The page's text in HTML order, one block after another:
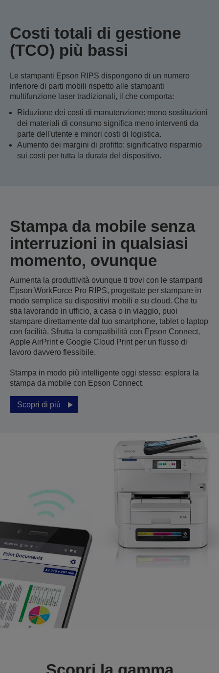
Costi totali di gestione
(TCO) più bassi
Le stampanti Epson RIPS dispongono di un numero
inferiore di parti mobili rispetto alle stampanti
multifunzione laser tradizionali, il che comporta:
Riduzione dei costi di manutenzione: meno sostituzioni
dei materiali di consumo significa meno interventi da
parte dell'utente e minori costi di logistica.
Aumento dei margini di profitto: significativo risparmio
sui costi per tutta la durata del dispositivo.
Stampa da mobile senza
interruzioni in qualsiasi
momento, ovunque
Aumenta la produttività ovunque ti trovi con le stampanti
Epson WorkForce Pro RIPS, progettate per stampare in
modo semplice su dispositivi mobili e su cloud. Che tu
stia lavorando in ufficio, a casa o in viaggio, puoi
stampare direttamente dal tuo smartphone, tablet o laptop
con facilità. Sfrutta la compatibilità con Epson Connect,
Apple AirPrint e Google Cloud Print per un flusso di
lavoro davvero flessibile.
Stampa in modo più intelligente oggi stesso: esplora la
stampa da mobile con Epson Connect.
Scopri di più